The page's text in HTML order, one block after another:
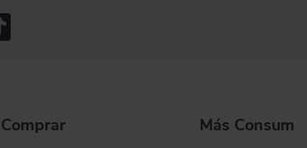
Comprar Más Consum